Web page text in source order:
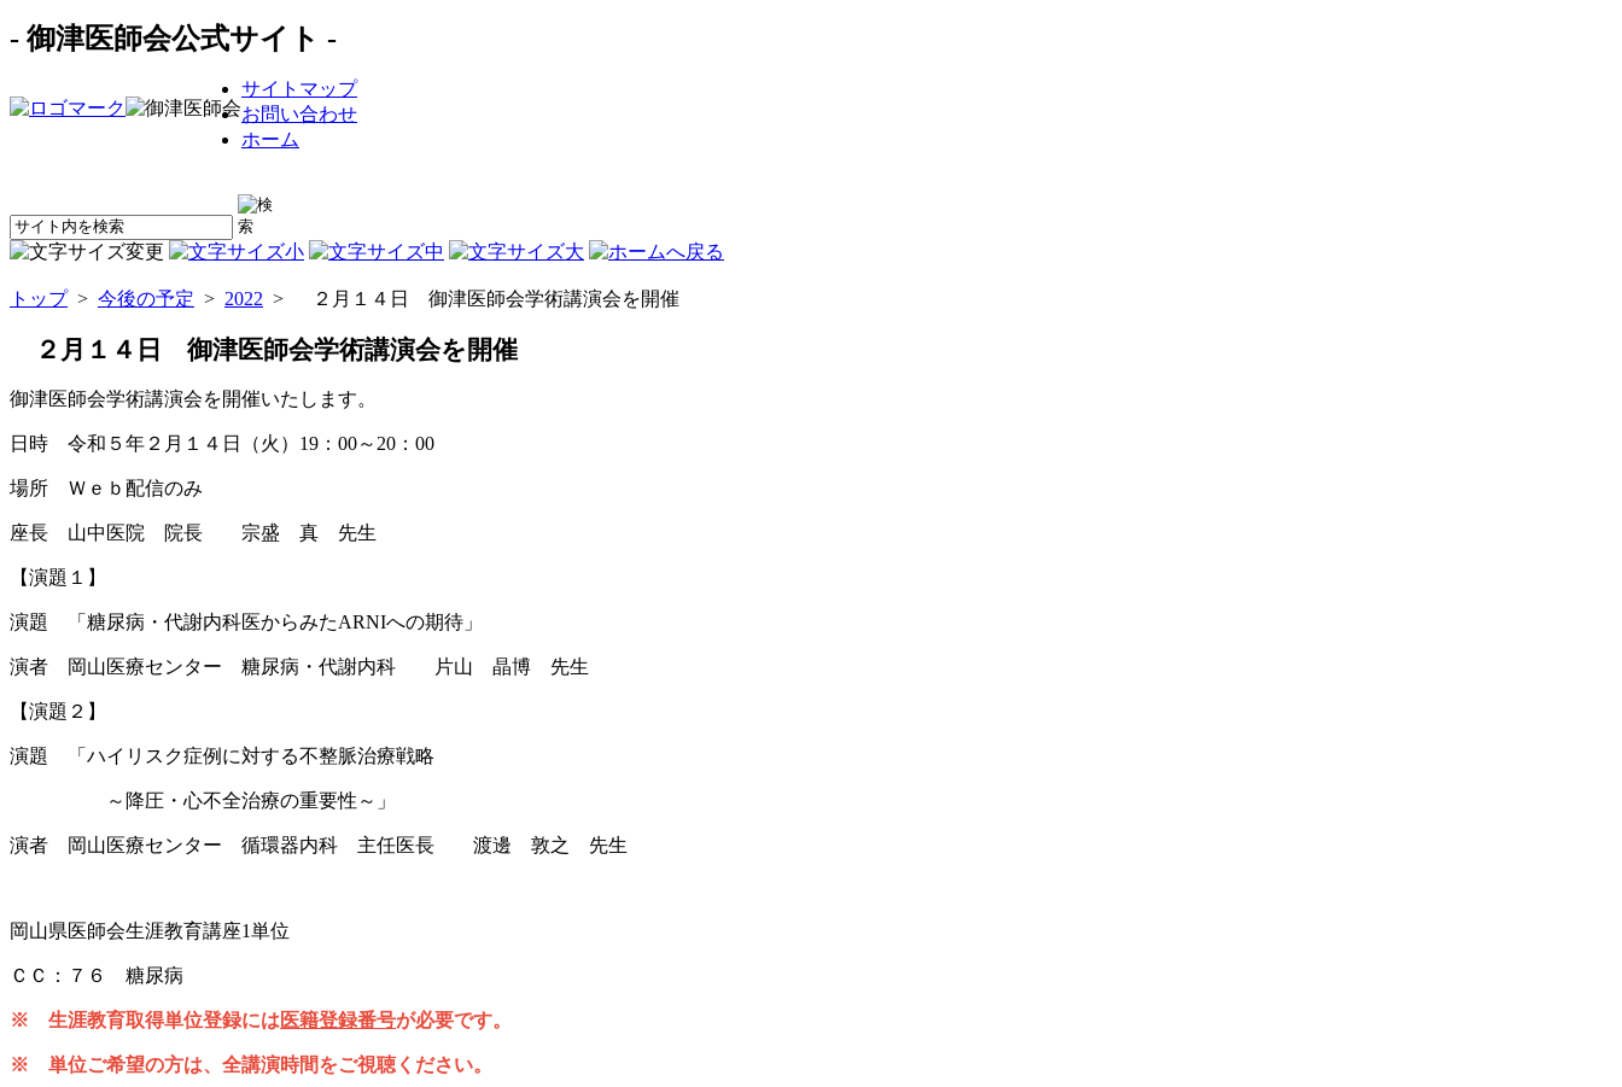
- 御津医師会公式サイト -
サイトマップ
お問い合わせ
ホーム
トップ> 今後の予定 > 2022 > ２月１４日 御津医師会学術講演会を開催
２月１４日 御津医師会学術講演会を開催
御津医師会学術講演会を開催いたします。
日時 令和５年２月１４日（火）19：00～20：00
場所 Ｗｅｂ配信のみ
座長 山中医院 院長 宗盛 真 先生
【演題１】
演題 「糖尿病・代謝内科医からみたARNIへの期待」
演者 岡山医療センター 糖尿病・代謝内科 片山 晶博 先生
【演題２】
演題 「ハイリスク症例に対する不整脈治療戦略
～降圧・心不全治療の重要性～」
演者 岡山医療センター 循環器内科 主任医長 渡邊 敦之 先生
岡山県医師会生涯教育講座1単位
ＣＣ：７６ 糖尿病
※ 生涯教育取得単位登録には 医籍登録番号が必要です。
※ 単位ご希望の方は、全講演時間をご視聴ください。